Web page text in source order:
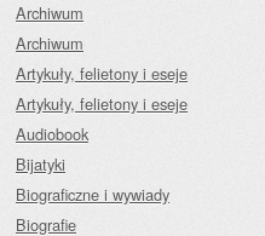
Archiwum
Archiwum
Artykuły, felietony i eseje
Artykuły, felietony i eseje
Audiobook
Bijatyki
Biograficzne i wywiady
Biografie